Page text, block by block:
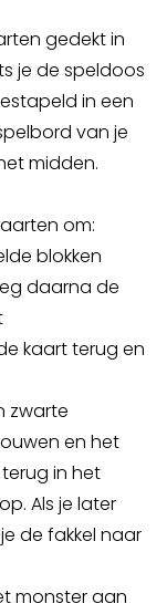
gedekt in
je de speldoos
in een
van je
midden.
om:
blokken
daarna de
kaart terug en
zwarte
en het
in het
Als je later
de fakkel naar
monster aan